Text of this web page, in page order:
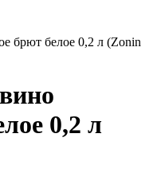
брют белое 0,2 л (Zonin
0,2 л